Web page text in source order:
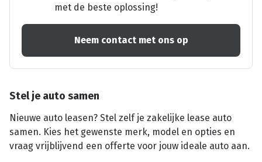
met de beste oplossing!
Neem contact met ons op
Stel je auto samen
Nieuwe auto leasen? Stel zelf je zakelijke lease auto
samen. Kies het gewenste merk, model en opties en
vraag vrijblijvend een offerte voor jouw ideale auto aan.